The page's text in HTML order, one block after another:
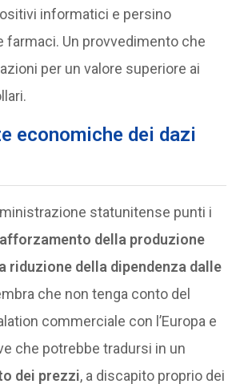
informatici e persino
farmaci. Un provvedimento che
per un valore superiore ai
economiche dei dazi
statunitense punti i
della produzione
riduzione della dipendenza dalle
che non tenga conto del
commerciale con l’Europa e
che potrebbe tradursi in un
dei prezzi, a discapito proprio dei